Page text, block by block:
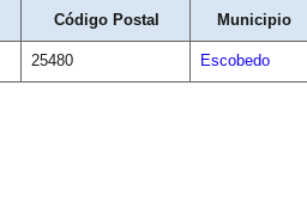
Código Postal Municipio
25480 Escobedo